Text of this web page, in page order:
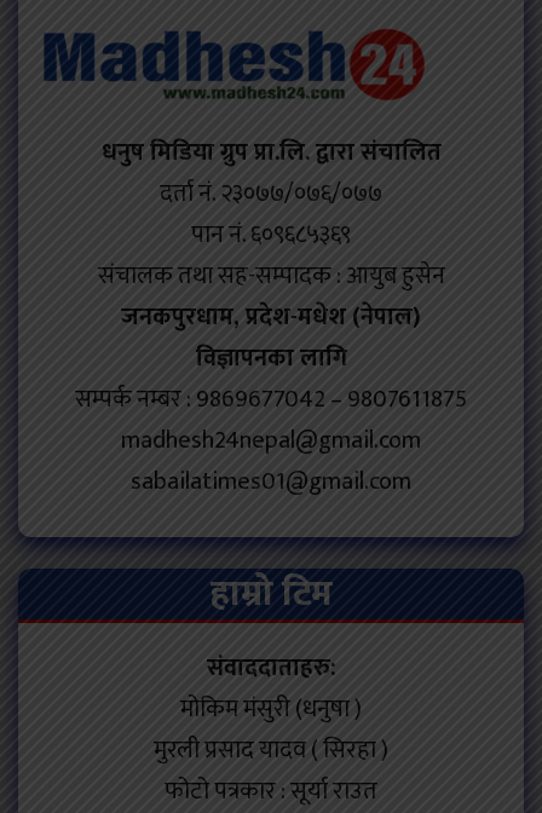
धनुष मिडिया ग्रुप प्रा.लि. द्वारा संचालित
दर्ता नं. २३०७७/०७६/०७७
पान नं. ६०९६८५३६९
संचालक तथा सह-सम्पादक : आयुब हुसेन
जनकपुरधाम, प्रदेश-मधेश (नेपाल)
विज्ञापनका लागि
सम्पर्क नम्बर : 9869677042 – 9807611875
madhesh24nepal@gmail.com
sabailatimes01@gmail.com
हाम्रो टिम
संवाददाताहरु:
मोकिम मंसुरी (धनुषा )
मुरली प्रसाद यादव ( सिरहा )
फोटो पत्रकार : सूर्या राउत